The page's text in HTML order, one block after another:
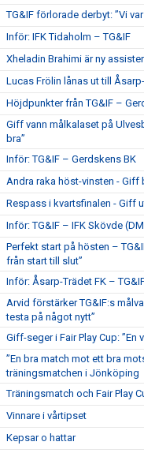
TG&IF förlorade derbyt: ”Vi
Inför: IFK Tidaholm – TG&IF
Xheladin Brahimi är ny
Lucas Frölin lånas ut till
Höjdpunkter från TG&IF –
Giff vann målkalaset på
bra”
Inför: TG&IF – Gerdskens BK
Andra raka höst-vinsten - Giff
Respass i kvartsfinalen - Giff
Inför: TG&IF – IFK Skövde
Perfekt start på hösten –
från start till slut”
Inför: Åsarp-Trädet FK –
Arvid förstärker TG&IF:s
testa på något nytt”
Giff-seger i Fair Play Cup:
”En bra match mot ett bra
träningsmatchen i Jönköping
Träningsmatch och Fair Play
Vinnare i vårtipset
Kepsar o hattar